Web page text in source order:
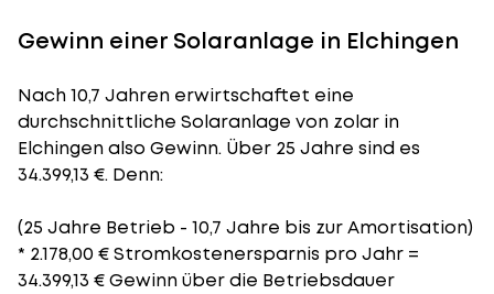
Gewinn einer Solaranlage in Elchingen
Nach 10,7 Jahren erwirtschaftet eine
durchschnittliche Solaranlage von zolar in
Elchingen also Gewinn. Über 25 Jahre sind es
34.399,13 €. Denn:
(25 Jahre Betrieb - 10,7 Jahre bis zur Amortisation)
* 2.178,00 € Stromkostenersparnis pro Jahr =
34.399,13 € Gewinn über die Betriebsdauer